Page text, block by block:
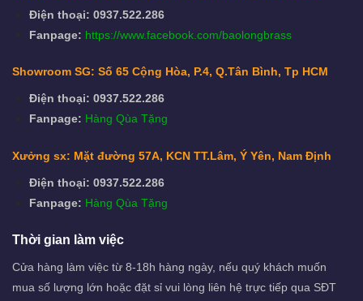
Điện thoại: 0937.522.286
Fanpage: https://www.facebook.com/baolongbrass
Showroom SG: Số 65 Cộng Hòa, P.4, Q.Tân Bình, Tp HCM
Điện thoại: 0937.522.286
Fanpage: Hàng Qùa Tặng
Xưởng sx: Mặt đường 57A, KCN TT.Lâm, Ý Yên, Nam Định
Điện thoại: 0937.522.286
Fanpage: Hàng Qùa Tặng
Thời gian làm việc
Cửa hàng làm việc từ 8-18h hàng ngày, nếu quý khách muốn
mua số lượng lớn hoặc đặt sỉ vui lòng liên hệ trực tiếp qua SĐT